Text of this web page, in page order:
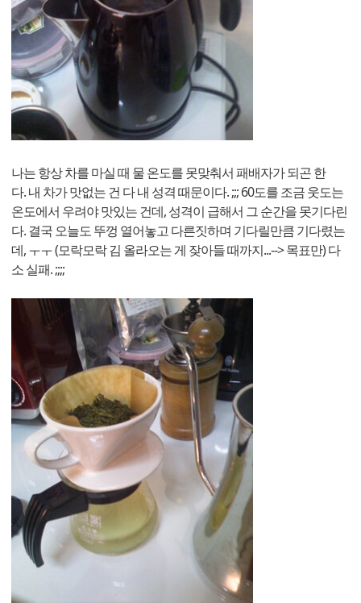
나는 항상 차를 마실 때 물 온도를 못맞춰서 패배자가 되곤 한
다. 내 차가 맛없는 건 다 내 성격 때문이다. ;;; 60도를 조금 웃도는
온도에서 우려야 맛있는 건데, 성격이 급해서 그 순간을 못기다린
다. 결국 오늘도 뚜껑 열어놓고 다른짓하며 기다릴만큼 기다렸는
데, ㅜㅜ (모락모락 김 올라오는 게 잦아들 때까지...--> 목표만) 다
소 실패. ;;;;